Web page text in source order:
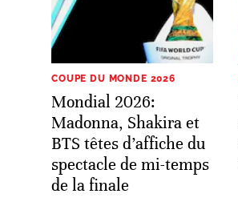
COUPE DU MONDE 2026
Mondial 2026:
Madonna, Shakira et
BTS têtes d’affiche du
spectacle de mi-temps
de la finale